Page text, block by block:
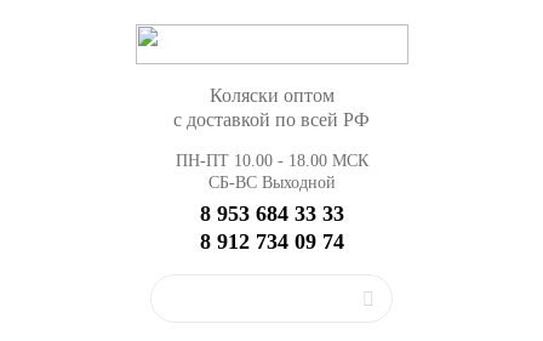
Коляски оптом
с доставкой по всей РФ
ПН-ПТ 10.00 - 18.00 МСК
СБ-ВС Выходной
8 953 684 33 33
8 912 734 09 74